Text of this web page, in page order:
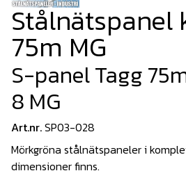
75m MG
S-panel Tagg
8 MG
Art.nr.SP03-028
Mörkgröna stålnätspaneler i
dimensioner finns.